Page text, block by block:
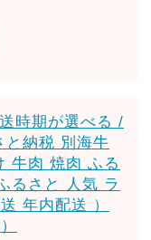
時期が選べる /
と納税 別海牛
牛肉 焼肉 ふる
るさと 人気 ラ
年内配送 ）